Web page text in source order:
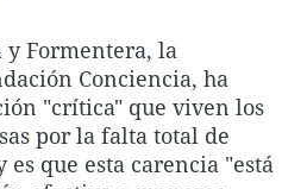
Gente viajera
Como el perro y el
Retornados
Equipo de
Operación Viuda
Galicia
La Rioja
Navarra
Televisión
Elecciones
y Formentera, la
Conciencia, ha
"crítica" que viven los
por la falta total de
es que esta carencia "está